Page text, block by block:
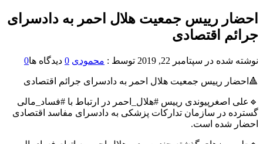
احضار رییس جمعیت هلال احمر به دادسرای
جرائم اقتصادی
نوشته شده در سپتامبر 22, 2019 توسط : محمودی 0 دیدگاه ها0
🔺احضار رییس جمعیت هلال احمر به دادسرای جرائم اقتصادی
🔹علی اصغرپیوندی رییس #هلال_احمر در ارتباط با #فساد_مالی
گسترده در سازمان تدارکات پزشکی به دادسرای مفاسد اقتصادی
احضار شده است.